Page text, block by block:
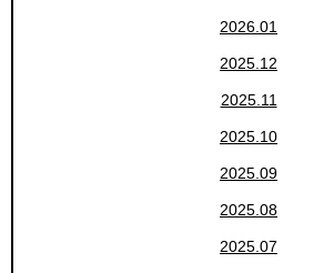
2026.01
2025.12
2025.11
2025.10
2025.09
2025.08
2025.07